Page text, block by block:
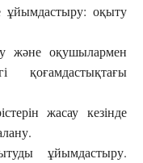
оқыту
және оқушылармен
қоғамдастықтағы
жасау кезінде
ұйымдастыру.